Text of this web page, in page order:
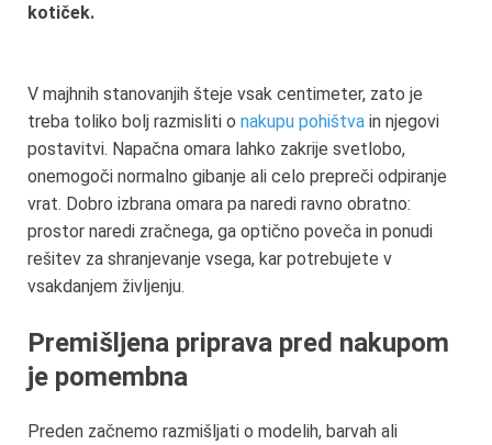
kotiček.
V majhnih stanovanjih šteje vsak centimeter, zato je
treba toliko bolj razmisliti o nakupu pohištva in njegovi
postavitvi. Napačna omara lahko zakrije svetlobo,
onemogoči normalno gibanje ali celo prepreči odpiranje
vrat. Dobro izbrana omara pa naredi ravno obratno:
prostor naredi zračnega, ga optično poveča in ponudi
rešitev za shranjevanje vsega, kar potrebujete v
vsakdanjem življenju.
Premišljena priprava pred nakupom
je pomembna
Preden začnemo razmišljati o modelih, barvah ali